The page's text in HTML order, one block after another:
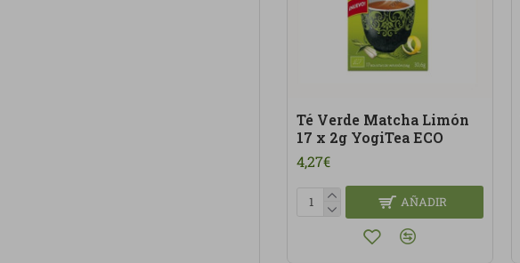
Té Verde Matcha Limón
17 x 2g YogiTea ECO
4,27€
AÑADIR